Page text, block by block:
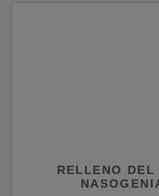
RELLENO DEL